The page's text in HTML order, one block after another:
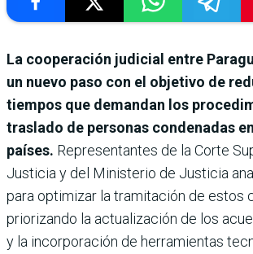
La cooperación judicial entre
un nuevo paso con el objetivo de
tiempos que demandan los
traslado de personas condenadas
países. Representantes de la Corte
Justicia y del Ministerio de Justicia
para optimizar la tramitación de estos
priorizando la actualización de los
y la incorporación de herramientas